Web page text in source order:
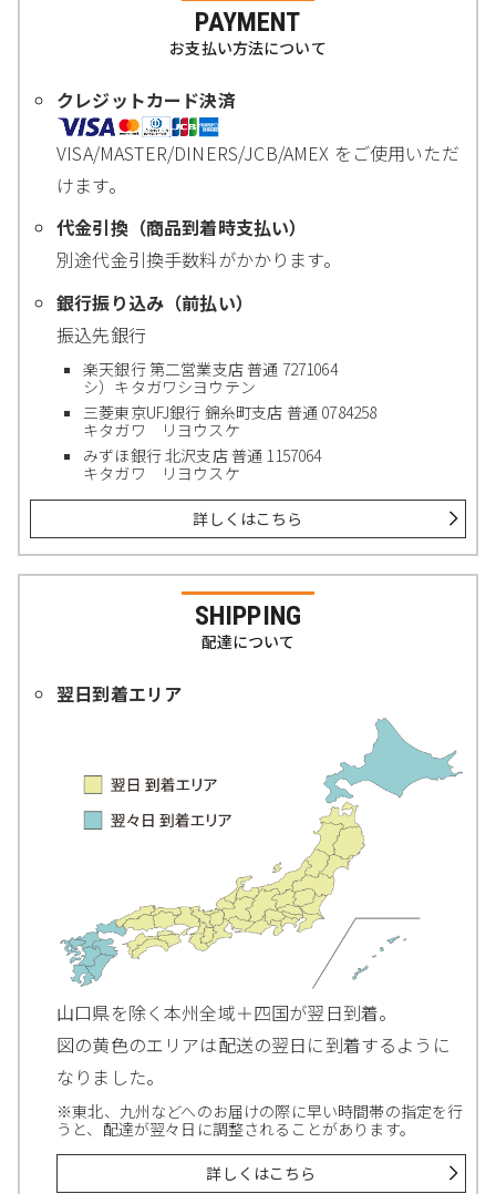
PAYMENT
お支払い方法について
クレジットカード決済
VISA/MASTER/DINERS/JCB/AMEX をご使用いただ
けます。
代金引換（商品到着時支払い）
別途代金引換手数料がかかります。
銀行振り込み（前払い）
振込先銀行
楽天銀行 第二営業支店 普通 7271064
シ）キタガワシヨウテン
三菱東京UFJ銀行 錦糸町支店 普通 0784258
キタガワ リヨウスケ
みずほ銀行 北沢支店 普通 1157064
キタガワ リヨウスケ
詳しくはこちら
SHIPPING
配達について
翌日到着エリア
山口県を除く本州全域＋四国が翌日到着。
図の黄色のエリアは配送の翌日に到着するように
なりました。
※東北、九州などへのお届けの際に早い時間帯の指定を行
うと、配達が翌々日に調整されることがあります。
詳しくはこちら